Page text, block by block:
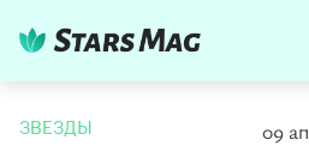
ЗВЕЗДЫ 09